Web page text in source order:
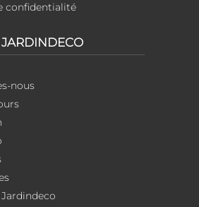
confidentialité
nous